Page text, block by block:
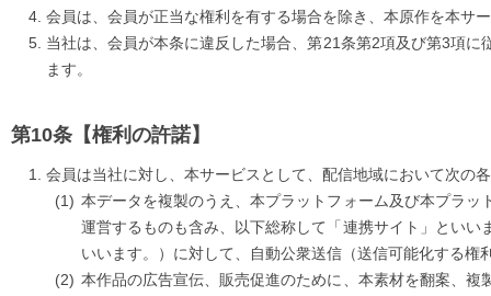
会員は、会員が正当な権利を有する場合を除き、本原作を本サ
当社は、会員が本条に違反した場合、第21条第2項及び第3項
ます。
【権利の許諾】
会員は当社に対し、本サービスとして、配信地域において次の
本データを複製のうえ、本プラットフォーム及び本プラ
運営するものも含み、以下総称して「連携サイト」とい
いいます。）に対して、自動公衆送信（送信可能化する
本作品の広告宣伝、販売促進のために、本素材を翻案、